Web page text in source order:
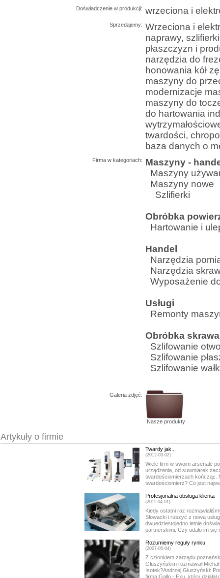
Doświadczenie w produkcji: wrzeciona i
Sprzedajemy: Wrzeciona i
naprawy,
płaszczyzn i
narzędzia do
honowania kół
maszyny do
modernizacje
maszyny do
do hartowania
twardości,
baza danych o
Firma w kategoriach:
Maszyny -
Maszyny
Maszyny nowe
Szlifierki
Obróbka
Hartowanie i
Handel
Narzędzia
Narzędzia
Wyposażenie
Usługi
Remonty
Obróbka
Szlifowanie
Szlifowanie
Szlifowanie
Galeria zdjęć:
Nasze produkty
Artykuły o firmie
Twardy jak...
(2012-03-02)
Wiele firm w swoim arsenale
urządzenia, od suwmiarek
twardościomierzach kończąc.
twardościomierz? Co jest
Profesjonalna obsługa klienta
(2011-04-01)
Kiedy ostatni raz
Słowacki i ruszyć z nową
dwuedziestojedno letnie
partnerskimi. Czy udało im
Rozumiemy reguły rynku
(2007-05-04)
Z członkiem zarządu
Głuszyńskim rozmawiał
Isotek?Andrzej Głuszyński:
firma Gallo - Exu, który